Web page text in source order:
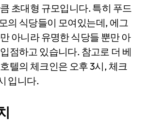
초대형 규모입니다. 특히 푸드
의 식당들이 모여있는데, 에그
아니라 유명한 식당들 뿐만 아
점하고 있습니다. 참고로 더 베
텔의 체크인은 오후 3시, 체크
입니다.